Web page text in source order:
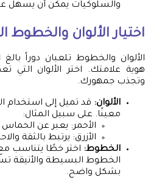
والسلوكيات يمكن أن يسهل
اختيار الألوان والخطوط
الألوان والخطوط تلعبان دوراً
هوية علامتك. اختر الألوان
وتجذب جمهورك.
الألوان: قد تميل إلى استخدام
معينًا. على سبيل المثال:
الأحمر: يعبر عن
الأزرق: يرتبط بالثقة
الخطوط: اختر خطًا يتناسب
الخطوط البسيطة والأنيقة
بشكل واضح.